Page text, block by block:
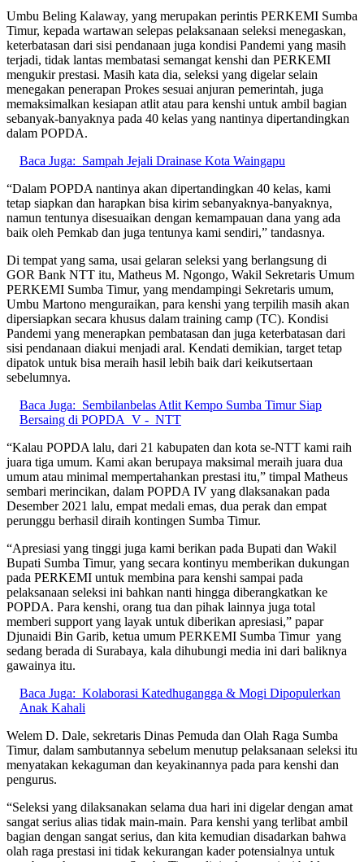
Umbu Beling Kalaway, yang merupakan perintis PERKEMI Sumba
Timur, kepada wartawan selepas pelaksanaan seleksi menegaskan,
keterbatasan dari sisi pendanaan juga kondisi Pandemi yang masih
terjadi, tidak lantas membatasi semangat kenshi dan PERKEMI
mengukir prestasi. Masih kata dia, seleksi yang digelar selain
menegakan penerapan Prokes sesuai anjuran pemerintah, juga
memaksimalkan kesiapan atlit atau para kenshi untuk ambil bagian
sebanyak-banyaknya pada 40 kelas yang nantinya dipertandingkan
dalam POPDA.
Baca Juga: Sampah Jejali Drainase Kota Waingapu
“Dalam POPDA nantinya akan dipertandingkan 40 kelas, kami
tetap siapkan dan harapkan bisa kirim sebanyaknya-banyaknya,
namun tentunya disesuaikan dengan kemampauan dana yang ada
baik oleh Pemkab dan juga tentunya kami sendiri,” tandasnya.
Di tempat yang sama, usai gelaran seleksi yang berlangsung di
GOR Bank NTT itu, Matheus M. Ngongo, Wakil Sekretaris Umum
PERKEMI Sumba Timur, yang mendampingi Sekretaris umum,
Umbu Martono menguraikan, para kenshi yang terpilih masih akan
dipersiapkan secara khusus dalam training camp (TC). Kondisi
Pandemi yang menerapkan pembatasan dan juga keterbatasan dari
sisi pendanaan diakui menjadi aral. Kendati demikian, target tetap
dipatok untuk bisa meraih hasil lebih baik dari keikutsertaan
sebelumnya.
Baca Juga: Sembilanbelas Atlit Kempo Sumba Timur Siap
Bersaing di POPDA V - NTT
“Kalau POPDA lalu, dari 21 kabupaten dan kota se-NTT kami raih
juara tiga umum. Kami akan berupaya maksimal meraih juara dua
umum atau minimal mempertahankan prestasi itu,” timpal Matheus
sembari merincikan, dalam POPDA IV yang dlaksanakan pada
Desember 2021 lalu, empat medali emas, dua perak dan empat
perunggu berhasil diraih kontingen Sumba Timur.
“Apresiasi yang tinggi juga kami berikan pada Bupati dan Wakil
Bupati Sumba Timur, yang secara kontinyu memberikan dukungan
pada PERKEMI untuk membina para kenshi sampai pada
pelaksanaan seleksi ini bahkan nanti hingga diberangkatkan ke
POPDA. Para kenshi, orang tua dan pihak lainnya juga total
memberi support yang layak untuk diberikan apresiasi,” papar
Djunaidi Bin Garib, ketua umum PERKEMI Sumba Timur yang
sedang berada di Surabaya, kala dihubungi media ini dari baliknya
gawainya itu.
Baca Juga: Kolaborasi Katedhugangga & Mogi Dipopulerkan
Anak Kahali
Welem D. Dale, sekretaris Dinas Pemuda dan Olah Raga Sumba
Timur, dalam sambutannya sebelum menutup pelaksanaan seleksi itu
menyatakan kekaguman dan keyakinannya pada para kenshi dan
pengurus.
“Seleksi yang dilaksanakan selama dua hari ini digelar dengan amat
sangat serius alias tidak main-main. Para kenshi yang terlibat ambil
bagian dengan sangat serius, dan kita kemudian disadarkan bahwa
olah raga prestasi ini tidak kekurangan kader potensialnya untuk